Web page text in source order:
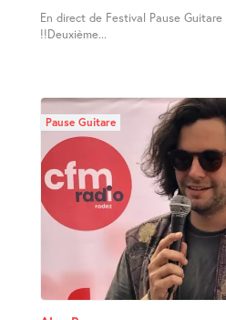
En direct de Festival Pause Guitare
!!Deuxième...
Pause Guitare